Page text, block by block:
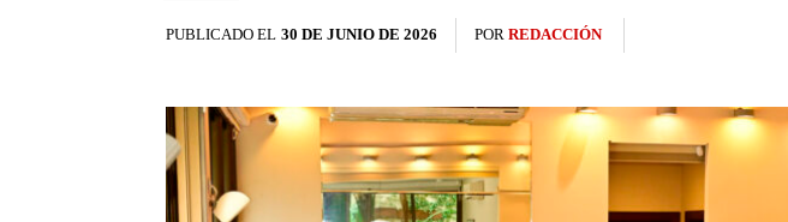
PUBLICADO EL 30 DE JUNIO DE 2026 POR REDACCIÓN